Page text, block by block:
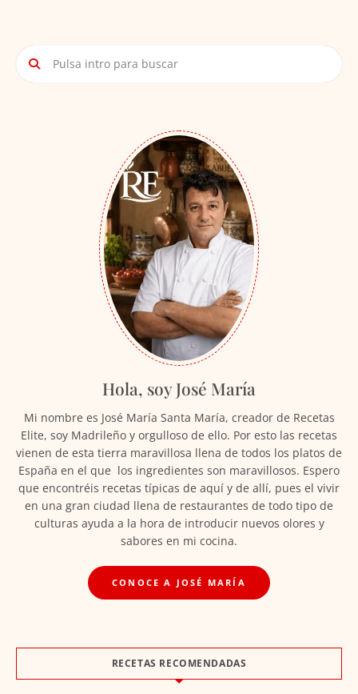
Hola, soy José María
Mi nombre es José María Santa María, creador de Recetas
Elite, soy Madrileño y orgulloso de ello. Por esto las recetas
vienen de esta tierra maravillosa llena de todos los platos de
España en el que los ingredientes son maravillosos. Espero
que encontréis recetas típicas de aquí y de allí, pues el vivir
en una gran ciudad llena de restaurantes de todo tipo de
culturas ayuda a la hora de introducir nuevos olores y
sabores en mi cocina.
CONOCE A JOSÉ MARÍA
RECETAS RECOMENDADAS